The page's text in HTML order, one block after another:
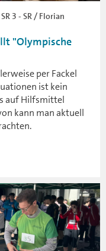
3 - SR / Florian
"Olympische
per Fackel
ist kein
auf Hilfsmittel
kann man aktuell